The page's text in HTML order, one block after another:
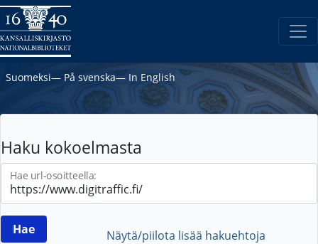
Suomeksi― På svenska― In English
Haku kokoelmasta
Hae url-osoitteella:
Näytä/piilota lisää hakuehtoja